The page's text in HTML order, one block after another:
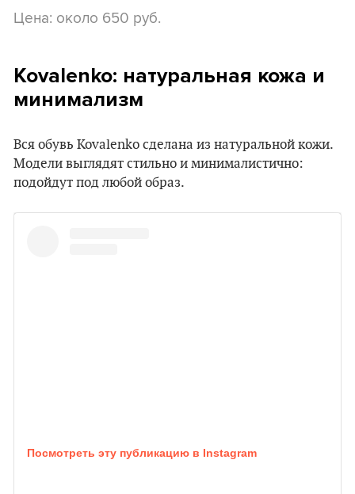
Цена: около 650 руб.
Kovalenko: натуральная кожа и
минимализм
Вся обувь Kovalenko сделана из натуральной кожи.
Модели выглядят стильно и минималистично:
подойдут под любой образ.
Посмотреть эту публикацию в Instagram